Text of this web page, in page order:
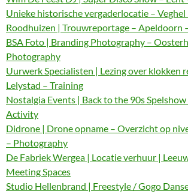
Unieke historische vergaderlocatie – Veghel
Roodhuizen | Trouwreportage – Apeldoorn
BSA Foto | Branding Photography –
Photography
Uurwerk Specialisten | Lezing over klokken
Lelystad – Training
Nostalgia Events | Back to the 90s
Activity
Didrone | Drone opname – Overzicht op
– Photography
De Fabriek Wergea | Locatie verhuur |
Meeting Spaces
Studio Hellenbrand | Freestyle / Gogo